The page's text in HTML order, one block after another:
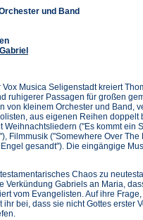
und Band
Vox Musica Seligenstadt kreiert
ruhigerer Passagen für großen
von kleinem Orchester und Band,
aus eigenen Reihen doppelt
Weihnachtsliedern ("Es kommt ein
Filmmusik ("Somewhere Over
gesandt"). Die eingängige
Chaos zu
Verkündung Gabriels an Maria,
vom Evangelisten. Auf ihre
ihr bei, dass sie nicht Gottes erster